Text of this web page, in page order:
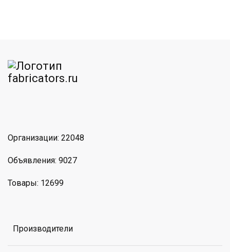
Организации: 22048
Объявления: 9027
Товары: 12699
Производители